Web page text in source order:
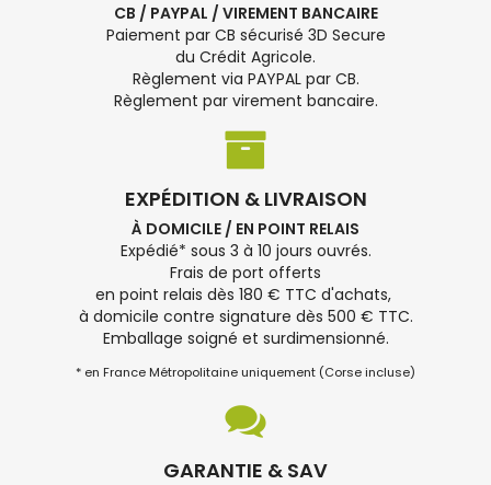
CB / PAYPAL / VIREMENT BANCAIRE
Paiement par CB sécurisé 3D Secure
du Crédit Agricole.
Règlement via PAYPAL par CB.
Règlement par virement bancaire.
EXPÉDITION & LIVRAISON
À DOMICILE / EN POINT RELAIS
Expédié* sous 3 à 10 jours ouvrés.
Frais de port offerts
en point relais dès 180 € TTC d'achats,
à domicile contre signature dès 500 € TTC.
Emballage soigné et surdimensionné.
* en France Métropolitaine uniquement (Corse incluse)
GARANTIE & SAV